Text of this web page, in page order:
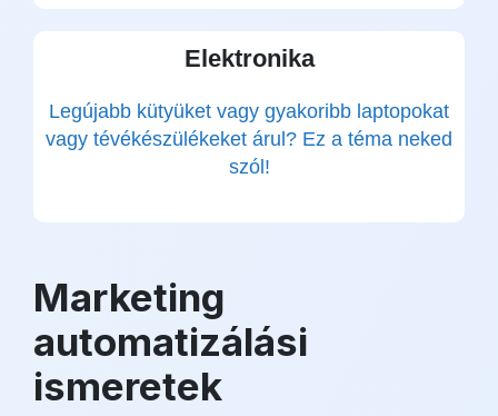
Elektronika
Legújabb kütyüket vagy gyakoribb laptopokat
vagy tévékészülékeket árul? Ez a téma neked
szól!
Marketing
automatizálási
ismeretek